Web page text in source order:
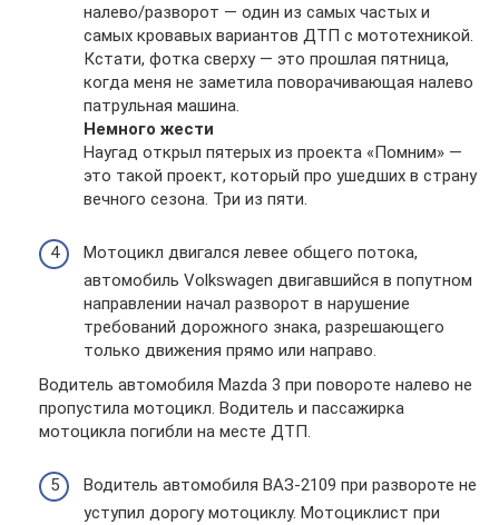
налево/разворот — один из самых частых и
самых кровавых вариантов ДТП с мототехникой.
Кстати, фотка сверху — это прошлая пятница,
когда меня не заметила поворачивающая налево
патрульная машина.
Немного жести
Наугад открыл пятерых из проекта «Помним» —
это такой проект, который про ушедших в страну
вечного сезона. Три из пяти.
Мотоцикл двигался левее общего потока,
автомобиль Volkswagen двигавшийся в попутном
направлении начал разворот в нарушение
требований дорожного знака, разрешающего
только движения прямо или направо.
Водитель автомобиля Mazda 3 при повороте налево не
пропустила мотоцикл. Водитель и пассажирка
мотоцикла погибли на месте ДТП.
Водитель автомобиля ВАЗ-2109 при развороте не
уступил дорогу мотоциклу. Мотоциклист при